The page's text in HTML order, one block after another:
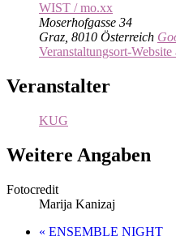
WIST / mo.xx
Moserhofgasse 34
Graz, 8010 Österreich
Veranstaltungsort-Website
Veranstalter
KUG
Weitere Angaben
Fotocredit
Marija Kanizaj
« ENSEMBLE NIGHT